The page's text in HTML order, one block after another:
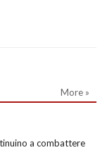
More »
a combattere